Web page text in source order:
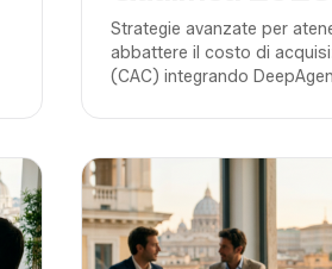
Strategie avanzate per
abbattere il costo di
(CAC) integrando
2026.